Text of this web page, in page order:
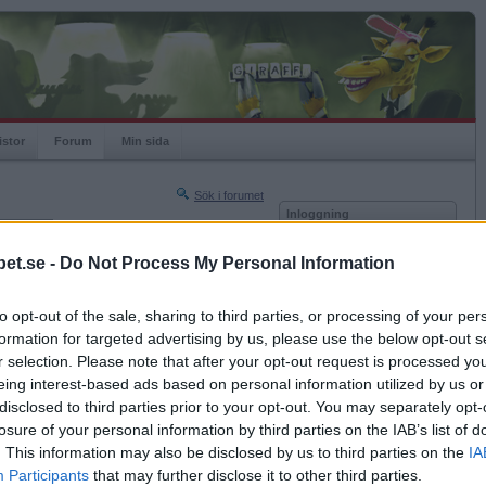
- Do Not Process My Personal Information
opt-out of the sale, sharing to third parties, or processing of your
for targeted advertising by us, please use the below opt-out
selection. Please note that after your opt-out request is processed
interest-based ads based on personal information utilized by us
to third parties prior to your opt-out. You may separately
of your personal information by third parties on the IAB’s list of
This information may also be disclosed by us to third parties on the
Participants that may further disclose it to other third parties.
Forum Min sida
Sök i forumet
Nästa sida »
2016-09-07 22:09
Inloggning
Kom ihåg mig
Glömt ditt lösenord?
Få ny aktiveringslänk
Betapet är gratis!